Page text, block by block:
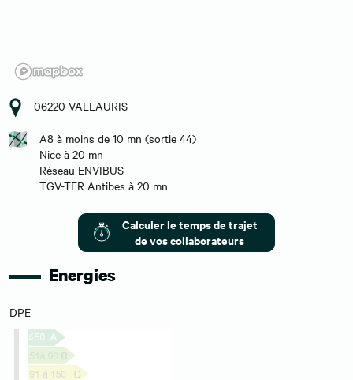
06220 VALLAURIS
A8 à moins de 10 mn (sortie 44)
Nice à 20 mn
Réseau ENVIBUS
TGV-TER Antibes à 20 mn
Calculer le temps de trajet
de vos collaborateurs
Energies
DPE